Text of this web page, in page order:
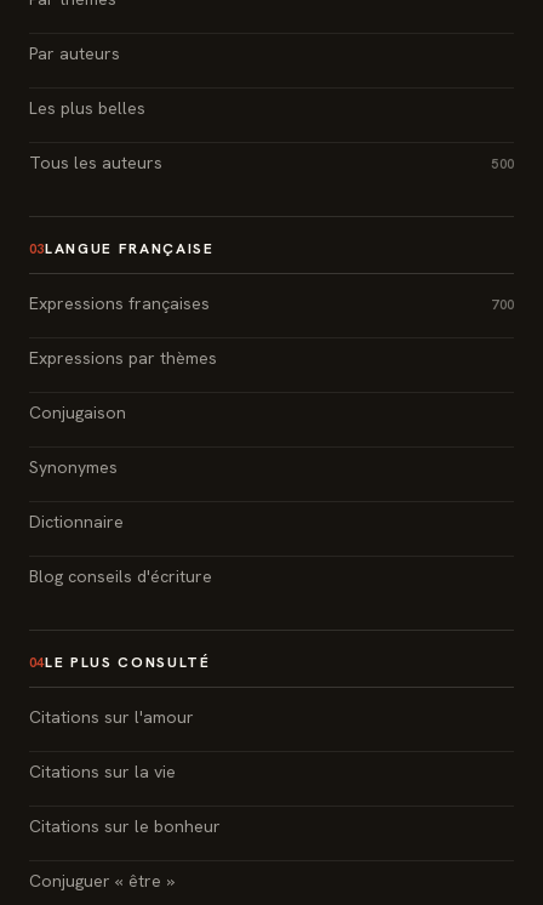
Par auteurs
Les plus belles
Tous les auteurs 500
03LANGUE FRANÇAISE
Expressions françaises 700
Expressions par thèmes
Conjugaison
Synonymes
Dictionnaire
Blog conseils d'écriture
04LE PLUS CONSULTÉ
Citations sur l'amour
Citations sur la vie
Citations sur le bonheur
Conjuguer « être »